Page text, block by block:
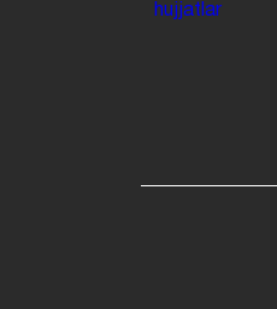
hujjatlar